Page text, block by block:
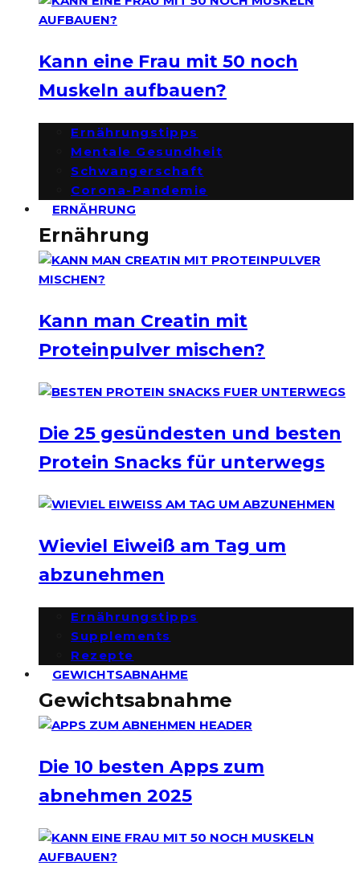
Kann eine Frau mit 50 noch
Muskeln aufbauen?
Ernährungstipps
Mentale Gesundheit
Schwangerschaft
Corona-Pandemie
ERNÄHRUNG
Ernährung
Kann man Creatin mit
Proteinpulver mischen?
Die 25 gesündesten und besten
Protein Snacks für unterwegs
Wieviel Eiweiß am Tag um
abzunehmen
Ernährungstipps
Supplements
Rezepte
GEWICHTSABNAHME
Gewichtsabnahme
Die 10 besten Apps zum
abnehmen 2025